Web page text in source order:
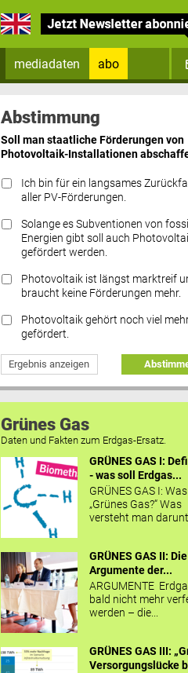
mediadaten
abo
Datenschutz FAQs
Abstimmung
Soll man staatliche Förderungen von
Photovoltaik-Installationen
Ich bin für ein langsames
aller PV-Förderungen.
Solange es Subventionen von
Energien gibt soll auch
gefördert werden.
Photovoltaik ist längst marktreif
braucht keine Förderungen mehr.
Photovoltaik gehört noch viel
gefördert.
Ergebnis anzeigen
Grünes Gas
Daten und Fakten zum Erdgas-Ersatz.
GRÜNES GAS I:
- was soll Erdgas...
GRÜNES GAS I:
„Grünes Gas?“ Was
versteht man
GRÜNES GAS II: Die
Argumente der...
ARGUMENTE
bald nicht mehr
werden – die...
GRÜNES GAS III:
Versorgungslücke